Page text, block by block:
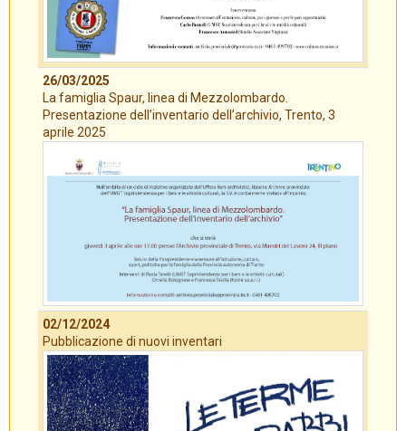
26/03/2025
La famiglia Spaur, linea di Mezzolombardo.
Presentazione dell’inventario dell’archivio, Trento, 3
aprile 2025
02/12/2024
Pubblicazione di nuovi inventari